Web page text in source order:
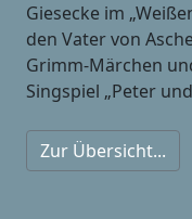
Giesecke im
den Vater von
Grimm-Märchen
Singspiel „Peter
Zur Übersicht...